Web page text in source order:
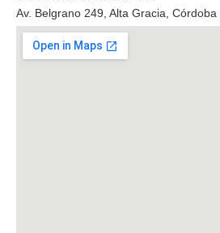
Av. Belgrano 249, Alta Gracia, Córdoba